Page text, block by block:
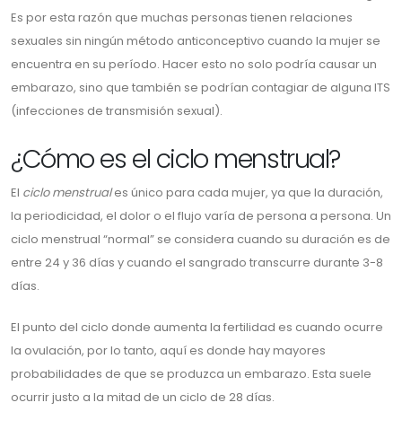
Es por esta razón que muchas personas tienen relaciones
sexuales sin ningún método anticonceptivo cuando la mujer se
encuentra en su período. Hacer esto no solo podría causar un
embarazo, sino que también se podrían contagiar de alguna ITS
(infecciones de transmisión sexual).
¿Cómo es el ciclo menstrual?
El ciclo menstruales único para cada mujer, ya que la duración,
la periodicidad, el dolor o el flujo varía de persona a persona. Un
ciclo menstrual “normal” se considera cuando su duración es de
entre 24 y 36 días y cuando el sangrado transcurre durante 3-8
días.
El punto del ciclo donde aumenta la fertilidad es cuando ocurre
la ovulación, por lo tanto, aquí es donde hay mayores
probabilidades de que se produzca un embarazo. Esta suele
ocurrir justo a la mitad de un ciclo de 28 días.